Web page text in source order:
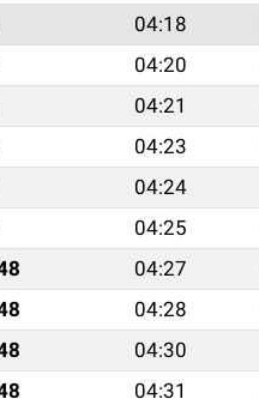
04:18
04:20
04:21
04:23
04:24
04:25
04:27
04:28
04:30
04:31